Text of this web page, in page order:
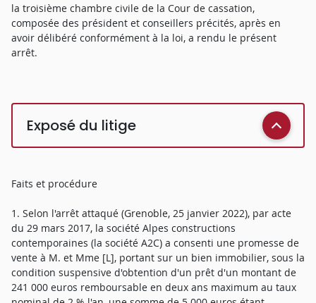
la troisième chambre civile de la Cour de cassation,
composée des président et conseillers précités, après en
avoir délibéré conformément à la loi, a rendu le présent
arrêt.
Exposé du litige
Faits et procédure
1. Selon l'arrêt attaqué (Grenoble, 25 janvier 2022), par acte
du 29 mars 2017, la société Alpes constructions
contemporaines (la société A2C) a consenti une promesse de
vente à M. et Mme [L], portant sur un bien immobilier, sous la
condition suspensive d'obtention d'un prêt d'un montant de
241 000 euros remboursable en deux ans maximum au taux